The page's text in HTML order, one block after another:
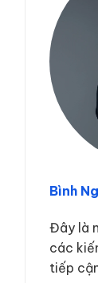
Bình
Đây là
các
tiếp